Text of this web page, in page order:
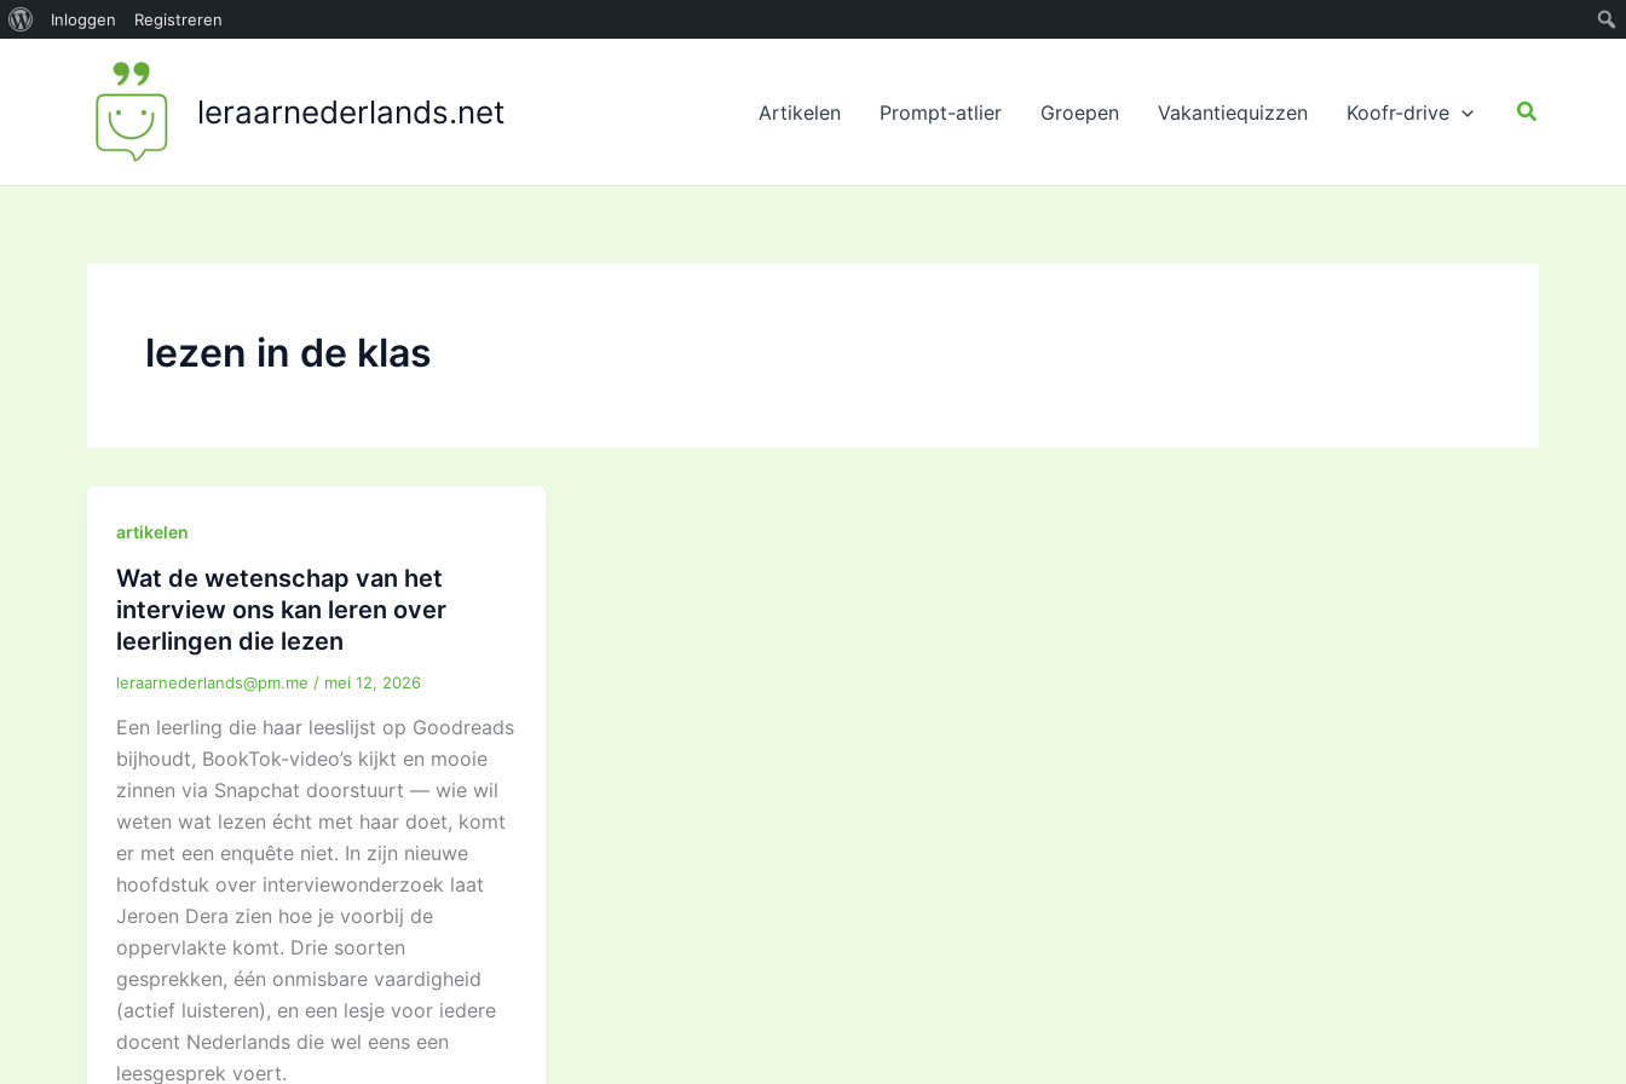
Over
Inloggen Registreren
leraarnederlands.net Artikelen Prompt-atlier Groepen Vakantiequizzen Koofr-drive Zoeken
lezen in de klas
artikelen
Wat de wetenschap van het
interview ons kan leren over
leerlingen die lezen
leraarnederlands@pm.me / mei 12, 2026
Een leerling die haar leeslijst op Goodreads
bijhoudt, BookTok-video’s kijkt en mooie
zinnen via Snapchat doorstuurt — wie wil
weten wat lezen écht met haar doet, komt
er met een enquête niet. In zijn nieuwe
hoofdstuk over interviewonderzoek laat
Jeroen Dera zien hoe je voorbij de
oppervlakte komt. Drie soorten
gesprekken, één onmisbare vaardigheid
(actief luisteren), en een lesje voor iedere
docent Nederlands die wel eens een
leesgesprek voert.